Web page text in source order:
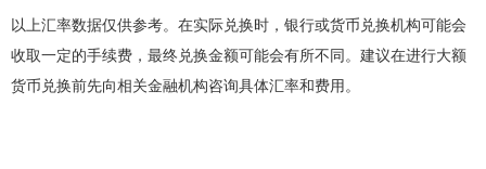
以上汇率数据仅供参考。在实际兑换时，银行或货币兑换机构可能会
收取一定的手续费，最终兑换金额可能会有所不同。建议在进行大额
货币兑换前先向相关金融机构咨询具体汇率和费用。